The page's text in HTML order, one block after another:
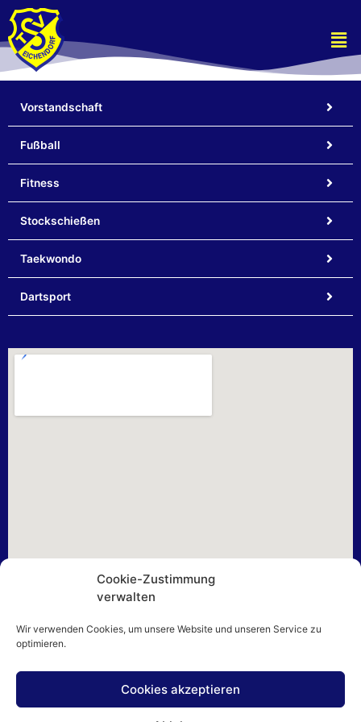
Cookie-Zustimmung
verwalten
Wir verwenden Cookies, um unsere Website und unseren Service zu
optimieren.
Cookies akzeptieren
Zum
Inhalt
springen
Vorstandschaft
Fußball
Fitness
Stockschießen
Taekwondo
Dartsport